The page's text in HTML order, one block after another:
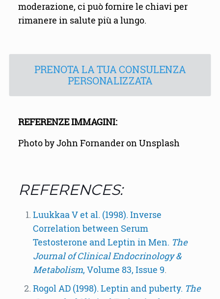
moderazione, ci può fornire le chiavi per
rimanere in salute più a lungo.
PRENOTA LA TUA CONSULENZA
PERSONALIZZATA
REFERENZE IMMAGINI:
Photo by John Fornander on Unsplash
REFERENCES:
Luukkaa V et al. (1998). Inverse
Correlation between Serum
Testosterone and Leptin in Men. The
Journal of Clinical Endocrinology &
Metabolism, Volume 83, Issue 9.
Rogol AD (1998). Leptin and puberty. The